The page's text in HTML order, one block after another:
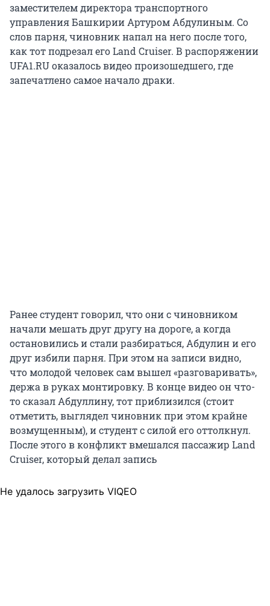
заместителем директора транспортного
управления Башкирии Артуром Абдулиным. Со
слов парня, чиновник напал на него после того,
как тот подрезал его Land Cruiser. В распоряжении
UFA1.RU оказалось видео произошедшего, где
запечатлено самое начало драки.
Ранее студент говорил, что они с чиновником
начали мешать друг другу на дороге, а когда
остановились и стали разбираться, Абдулин и его
друг избили парня. При этом на записи видно,
что молодой человек сам вышел «разговаривать»,
держа в руках монтировку. В конце видео он что-
то сказал Абдуллину, тот приблизился (стоит
отметить, выглядел чиновник при этом крайне
возмущенным), и студент с силой его оттолкнул.
После этого в конфликт вмешался пассажир Land
Cruiser, который делал запись
Не удалось загрузить VIQEO